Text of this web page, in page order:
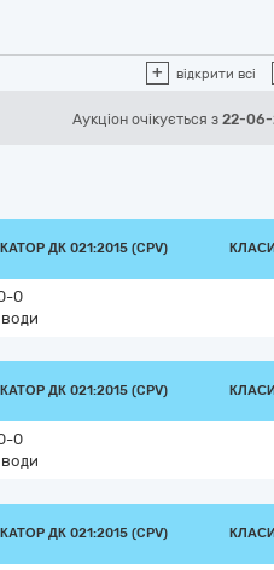
+ відкрити всі
Аукціон очікується з 22-06-
ДК 021:2015 (CPV)
0
ДК 021:2015 (CPV)
0
ДК 021:2015 (CPV)